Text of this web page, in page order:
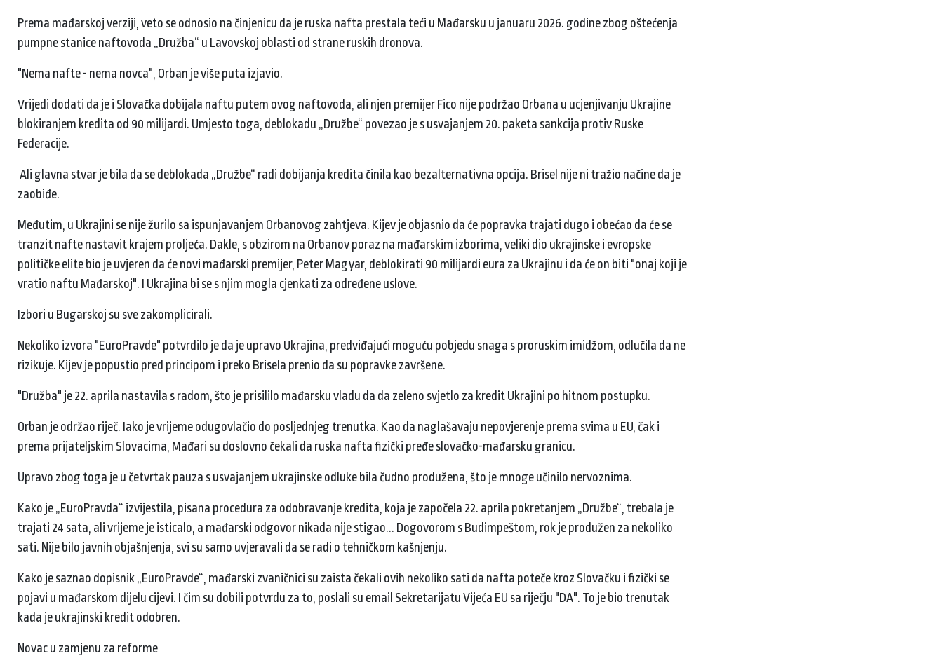
Prema mađarskoj verziji, veto se odnosio na činjenicu da je ruska nafta prestala teći u Mađarsku u januaru 2026. godine zbog oštećenja
pumpne stanice naftovoda „Družba“ u Lavovskoj oblasti od strane ruskih dronova.
"Nema nafte - nema novca", Orban je više puta izjavio.
Vrijedi dodati da je i Slovačka dobijala naftu putem ovog naftovoda, ali njen premijer Fico nije podržao Orbana u ucjenjivanju Ukrajine
blokiranjem kredita od 90 milijardi. Umjesto toga, deblokadu „Družbe“ povezao je s usvajanjem 20. paketa sankcija protiv Ruske
Federacije.
Ali glavna stvar je bila da se deblokada „Družbe“ radi dobijanja kredita činila kao bezalternativna opcija. Brisel nije ni tražio načine da je
zaobiđe.
Međutim, u Ukrajini se nije žurilo sa ispunjavanjem Orbanovog zahtjeva. Kijev je objasnio da će popravka trajati dugo i obećao da će se
tranzit nafte nastavit krajem proljeća. Dakle, s obzirom na Orbanov poraz na mađarskim izborima, veliki dio ukrajinske i evropske
političke elite bio je uvjeren da će novi mađarski premijer, Peter Magyar, deblokirati 90 milijardi eura za Ukrajinu i da će on biti "onaj koji je
vratio naftu Mađarskoj". I Ukrajina bi se s njim mogla cjenkati za određene uslove.
Izbori u Bugarskoj su sve zakomplicirali.
Nekoliko izvora "EuroPravde" potvrdilo je da je upravo Ukrajina, predviđajući moguću pobjedu snaga s proruskim imidžom, odlučila da ne
rizikuje. Kijev je popustio pred principom i preko Brisela prenio da su popravke završene.
"Družba" je 22. aprila nastavila s radom, što je prisililo mađarsku vladu da da zeleno svjetlo za kredit Ukrajini po hitnom postupku.
Orban je održao riječ. Iako je vrijeme odugovlačio do posljednjeg trenutka. Kao da naglašavaju nepovjerenje prema svima u EU, čak i
prema prijateljskim Slovacima, Mađari su doslovno čekali da ruska nafta fizički pređe slovačko-mađarsku granicu.
Upravo zbog toga je u četvrtak pauza s usvajanjem ukrajinske odluke bila čudno produžena, što je mnoge učinilo nervoznima.
Kako je „EuroPravda“ izvijestila, pisana procedura za odobravanje kredita, koja je započela 22. aprila pokretanjem „Družbe“, trebala je
trajati 24 sata, ali vrijeme je isticalo, a mađarski odgovor nikada nije stigao... Dogovorom s Budimpeštom, rok je produžen za nekoliko
sati. Nije bilo javnih objašnjenja, svi su samo uvjeravali da se radi o tehničkom kašnjenju.
Kako je saznao dopisnik „EuroPravde“, mađarski zvaničnici su zaista čekali ovih nekoliko sati da nafta poteče kroz Slovačku i fizički se
pojavi u mađarskom dijelu cijevi. I čim su dobili potvrdu za to, poslali su email Sekretarijatu Vijeća EU sa riječju "DA". To je bio trenutak
kada je ukrajinski kredit odobren.
Novac u zamjenu za reforme